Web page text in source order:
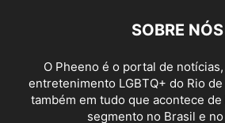
SOBRE NÓS
O Pheeno é o portal de
entretenimento LGBTQ+ do Rio
também em tudo que acontece
segmento no Brasil e